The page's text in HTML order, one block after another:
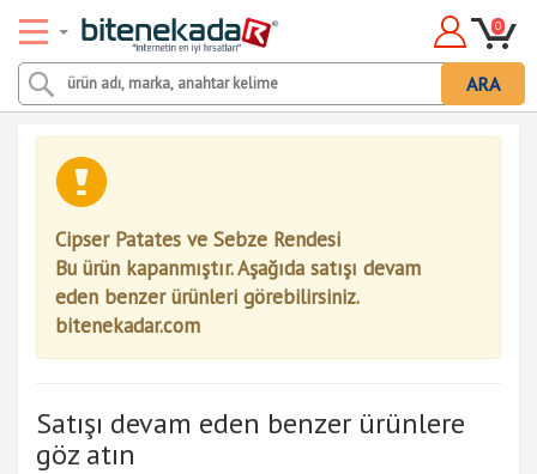
ARA
0
Cipser Patates ve Sebze Rendesi
Bu ürün kapanmıştır. Aşağıda satışı devam
eden benzer ürünleri görebilirsiniz.
bitenekadar.com
Satışı devam eden benzer ürünlere
göz atın